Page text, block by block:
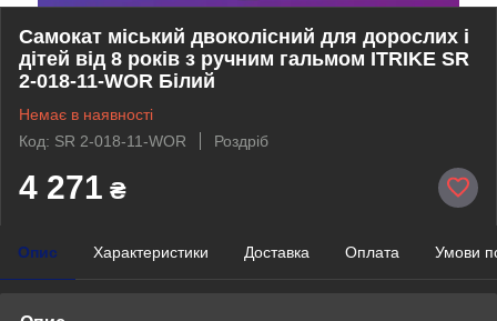
Самокат міський двоколісний для дорослих і
дітей від 8 років з ручним гальмом ITRIKE SR
2-018-11-WOR Білий
Немає в наявності
Код: SR 2-018-11-WOR
Роздріб
4 271 ₴
Опис Характеристики Доставка Оплата Умови